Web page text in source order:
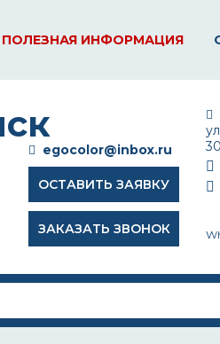
ПОЛЕЗНАЯ ИНФОРМАЦИЯ
egocolor@inbox.ru
ОСТАВИТЬ ЗАЯВКУ
ЗАКАЗАТЬ ЗВОНОК